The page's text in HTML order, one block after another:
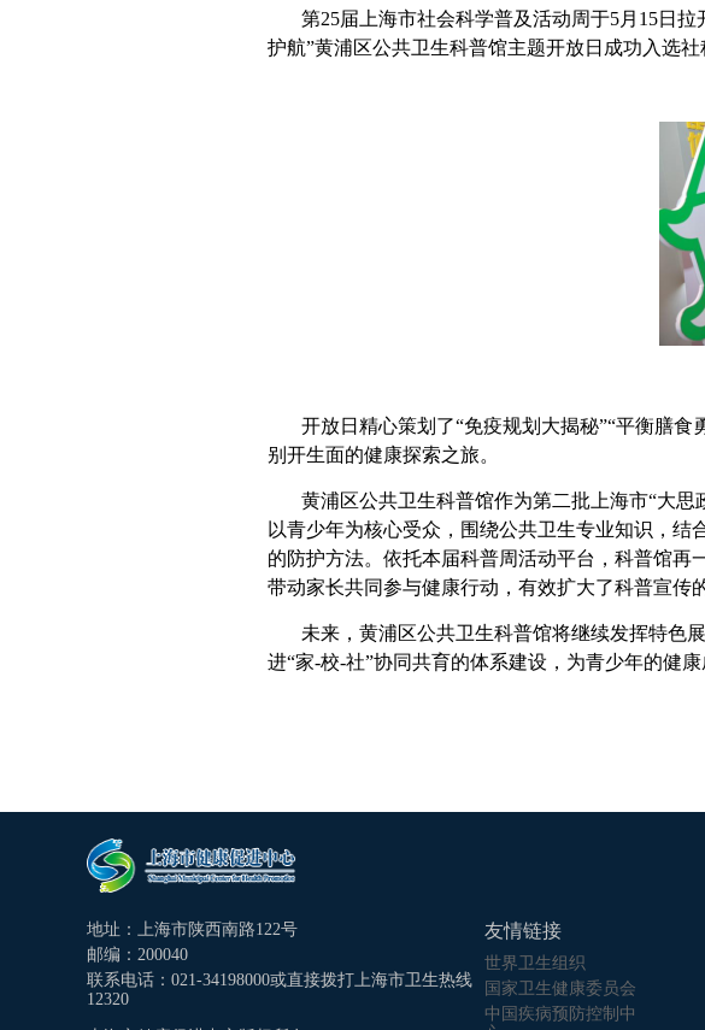
第25届上海市社会科学普及活动周于5月15日
护航”黄浦区公共卫生科普馆主题开放日成功入选
开放日精心策划了“免疫规划大揭秘”“平衡膳
别开生面的健康探索之旅。
黄浦区公共卫生科普馆作为第二批上海市“大
以青少年为核心受众，围绕公共卫生专业知识，
的防护方法。依托本届科普周活动平台，科普馆再
带动家长共同参与健康行动，有效扩大了科普宣传
未来，黄浦区公共卫生科普馆将继续发挥特色
进“家-校-社”协同共育的体系建设，为青少年的健康
地址：上海市陕西南路122号
邮编：200040
联系电话：021-34198000或直接拨打上海市卫生热线
12320
友情链接
世界卫生组织
国家卫生健康委员会
中国疾病预防控制中